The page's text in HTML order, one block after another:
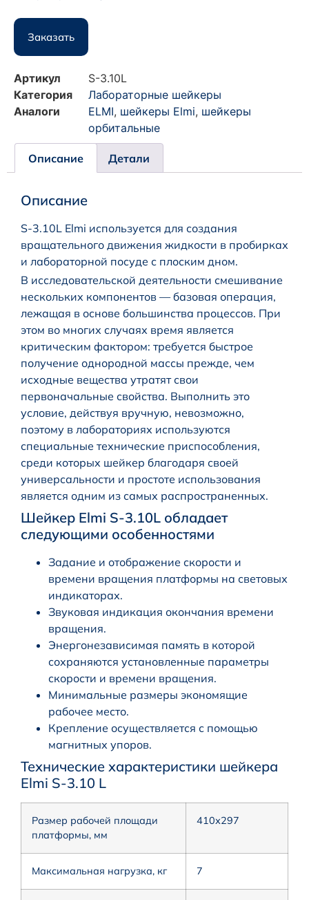
Заказать
Артикул
S-3.10L
Категория
Лабораторные шейкеры
Аналоги
ELMI, шейкеры Elmi, шейкеры
орбитальные
Описание Детали
Описание
S-3.10L Elmi используется для создания
вращательного движения жидкости в пробирках
и лабораторной посуде с плоским дном.
В исследовательской деятельности смешивание
нескольких компонентов — базовая операция,
лежащая в основе большинства процессов. При
этом во многих случаях время является
критическим фактором: требуется быстрое
получение однородной массы прежде, чем
исходные вещества утратят свои
первоначальные свойства. Выполнить это
условие, действуя вручную, невозможно,
поэтому в лабораториях используются
специальные технические приспособления,
среди которых шейкер благодаря своей
универсальности и простоте использования
является одним из самых распространенных.
Шейкер Elmi S-3.10L обладает
следующими особенностями
Задание и отображение скорости и
времени вращения платформы на световых
индикаторах.
Звуковая индикация окончания времени
вращения.
Энергонезависимая память в которой
сохраняются установленные параметры
скорости и времени вращения.
Минимальные размеры экономящие
рабочее место.
Крепление осуществляется с помощью
магнитных упоров.
Технические характеристики шейкера
Elmi S-3.10 L
Размер рабочей площади
платформы, мм
410х297
Максимальная нагрузка, кг 7